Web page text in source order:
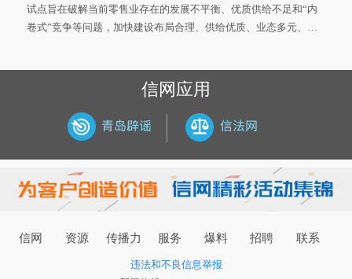
试点旨在破解当前零售业存在的发展不平衡、优质供给不足和“内
卷式”竞争等问题，加快建设布局合理、供给优质、业态多元、智
信网应用
信网 资源 传播力 服务 爆料 招聘 联系
违法和不良信息举报